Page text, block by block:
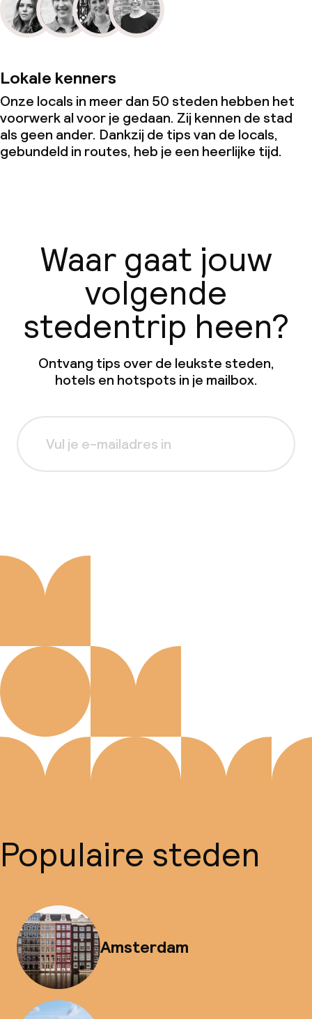
Lokale kenners
Onze locals in meer dan 50 steden hebben het
voorwerk al voor je gedaan. Zij kennen de stad
als geen ander. Dankzij de tips van de locals,
gebundeld in routes, heb je een heerlijke tijd.
Waar gaat jouw
volgende
stedentrip heen?
Ontvang tips over de leukste steden,
hotels en hotspots in je mailbox.
Populaire steden
Amsterdam